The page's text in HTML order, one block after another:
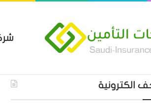
بوليصة التأمين العام من شركة
الكترونية